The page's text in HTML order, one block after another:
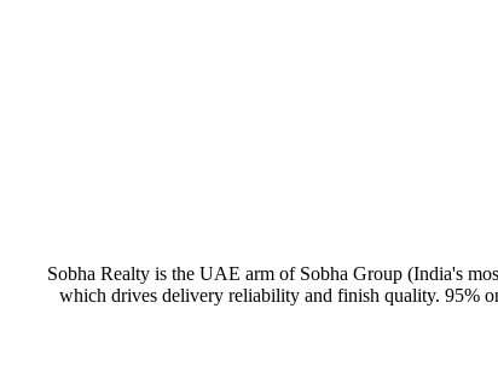
Sobha Realty is the UAE arm of Sobha Group (India's
which drives delivery reliability and finish quality. 95%